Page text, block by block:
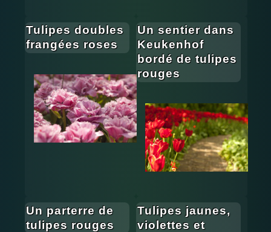
Tulipes doubles
frangées roses
Un sentier dans
Keukenhof
bordé de tulipes
rouges
Un parterre de
tulipes rouges
Tulipes jaunes,
violettes et